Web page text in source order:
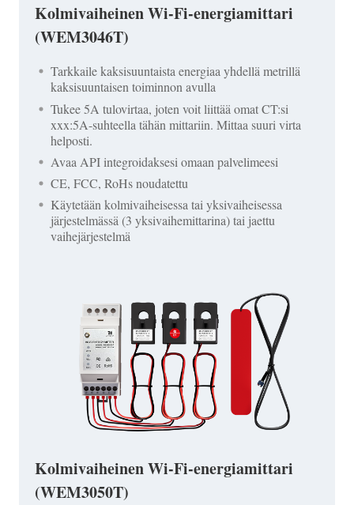
Kolmivaiheinen Wi-Fi-energiamittari
(WEM3046T)
Tarkkaile kaksisuuntaista energiaa yhdellä metrillä
kaksisuuntaisen toiminnon avulla
Tukee 5A tulovirtaa, joten voit liittää omat CT:si
xxx:5A-suhteella tähän mittariin. Mittaa suuri virta
helposti.
Avaa API integroidaksesi omaan palvelimeesi
CE, FCC, RoHs noudatettu
Käytetään kolmivaiheisessa tai yksivaiheisessa
järjestelmässä (3 yksivaihemittarina) tai jaettu
vaihejärjestelmä
Kolmivaiheinen Wi-Fi-energiamittari
(WEM3050T)